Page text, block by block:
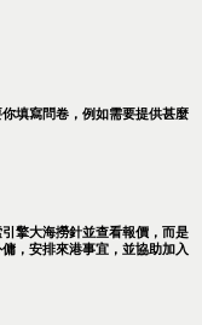
填寫問卷，例如需要提供甚麼
擎大海撈針並查看報價，而是
，安排來港事宜，並協助加入